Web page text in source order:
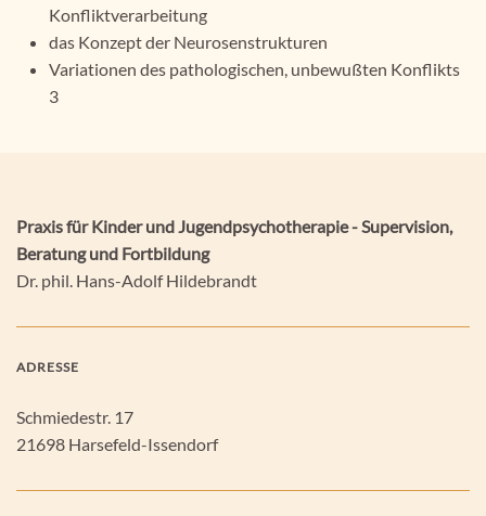
Konfliktverarbeitung
das Konzept der Neurosenstrukturen
Variationen des pathologischen, unbewußten Konflikts
3
Praxis für Kinder und Jugendpsychotherapie - Supervision,
Beratung und Fortbildung
Dr. phil. Hans-Adolf Hildebrandt
ADRESSE
Schmiedestr. 17
21698 Harsefeld-Issendorf